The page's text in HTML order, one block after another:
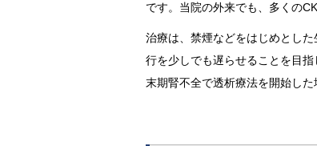
です。当院の外来でも、多くの
治療は、禁煙などをはじめとし
行を少しでも遅らせることを目指
末期腎不全で透析療法を開始し